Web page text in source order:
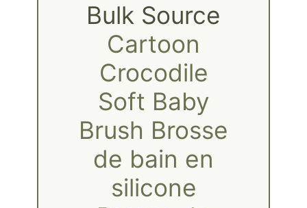
Bulk Source
Cartoon
Crocodile
Soft Baby
Brush Brosse
de bain en
silicone